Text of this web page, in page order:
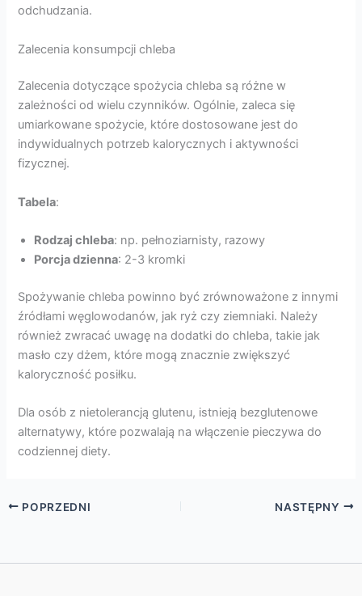
odchudzania.
Zalecenia konsumpcji chleba
Zalecenia dotyczące spożycia chleba są różne w
zależności od wielu czynników. Ogólnie, zaleca się
umiarkowane spożycie, które dostosowane jest do
indywidualnych potrzeb kalorycznych i aktywności
fizycznej.
Tabela:
Rodzaj chleba: np. pełnoziarnisty, razowy
Porcja dzienna: 2-3 kromki
Spożywanie chleba powinno być zrównoważone z innymi
źródłami węglowodanów, jak ryż czy ziemniaki. Należy
również zwracać uwagę na dodatki do chleba, takie jak
masło czy dżem, które mogą znacznie zwiększyć
kaloryczność posiłku.
Dla osób z nietolerancją glutenu, istnieją bezglutenowe
alternatywy, które pozwalają na włączenie pieczywa do
codziennej diety.
POPRZEDNI NASTĘPNY